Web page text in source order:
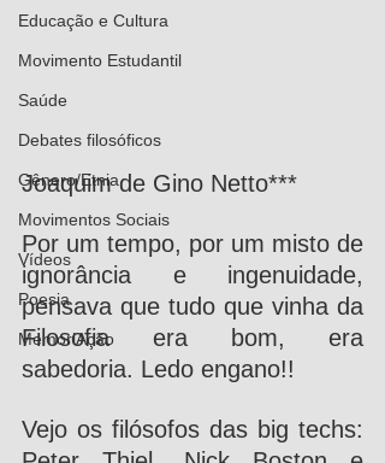
Educação e Cultura
Movimento Estudantil
Saúde
Debates filosóficos
Gênero/Etnia
Movimentos Sociais
Vídeos
Poesia
MemoriAção
Joaquim de Gino Netto***
Por um tempo, por um misto de
ignorância e ingenuidade,
pensava que tudo que vinha da
Filosofia era bom, era
sabedoria. Ledo engano!!
Vejo os filósofos das big techs: